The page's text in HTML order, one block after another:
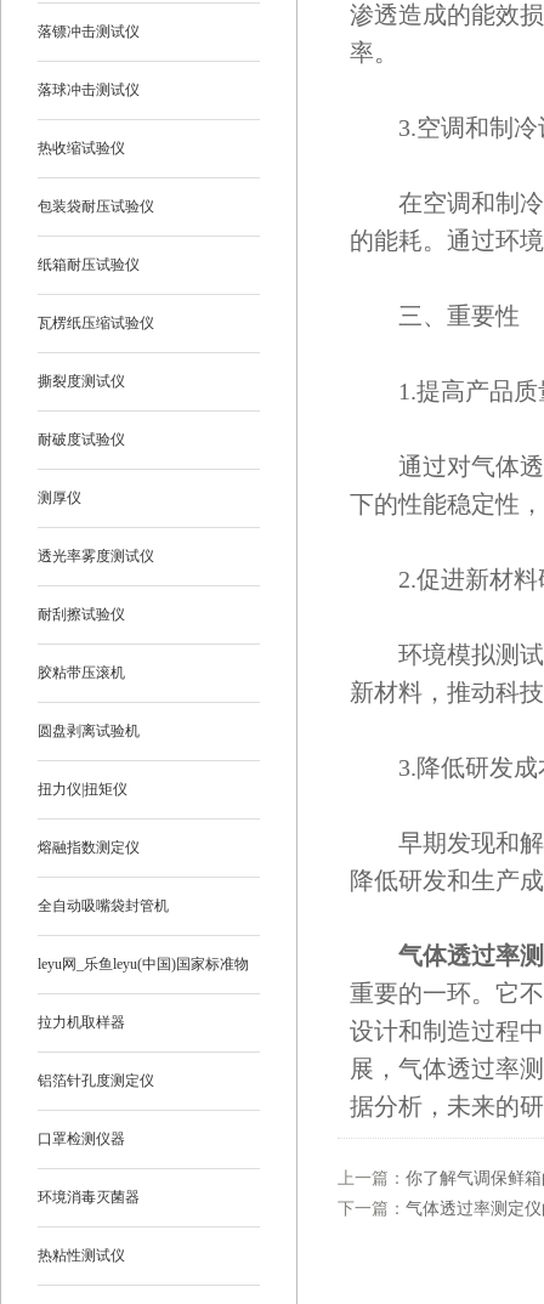
落镖冲击测试仪
落球冲击测试仪
热收缩试验仪
包装袋耐压试验仪
纸箱耐压试验仪
瓦楞纸压缩试验仪
撕裂度测试仪
耐破度试验仪
测厚仪
透光率雾度测试仪
耐刮擦试验仪
胶粘带压滚机
圆盘剥离试验机
扭力仪|扭矩仪
熔融指数测定仪
全自动吸嘴袋封管机
leyu网_乐鱼leyu(中国)国家标准物
质
拉力机取样器
铝箔针孔度测定仪
口罩检测仪器
环境消毒灭菌器
热粘性测试仪
渗透造成的能效
率。
3.空调和制冷
在空调和制冷
的能耗。通过环
三、重要性
1.提高产品质
通过对气体透
下的性能稳定性
2.促进新材料
环境模拟测试
新材料，推动科
3.降低研发成
早期发现和解
降低研发和生产
气体透过率
重要的一环。它
设计和制造过程
展，气体透过率
据分析，未来的
上一篇： 你了解气调保鲜
下一篇： 气体透过率测定